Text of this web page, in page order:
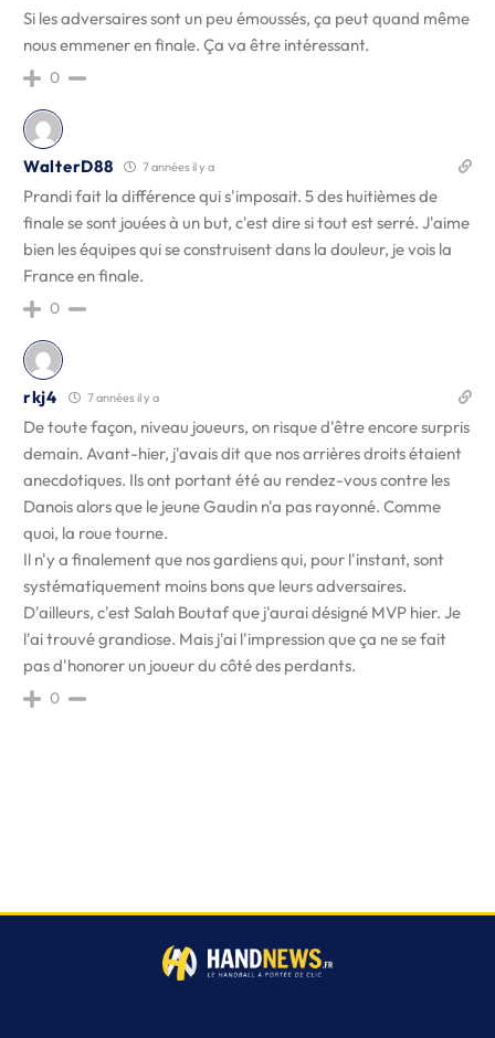
Si les adversaires sont un peu émoussés, ça peut quand même
nous emmener en finale. Ça va être intéressant.
0
WalterD88 7 années il y a
Prandi fait la différence qui s'imposait. 5 des huitièmes de
finale se sont jouées à un but, c'est dire si tout est serré. J'aime
bien les équipes qui se construisent dans la douleur, je vois la
France en finale.
0
rkj4 7 années il y a
De toute façon, niveau joueurs, on risque d'être encore surpris
demain. Avant-hier, j'avais dit que nos arrières droits étaient
anecdotiques. Ils ont portant été au rendez-vous contre les
Danois alors que le jeune Gaudin n'a pas rayonné. Comme
quoi, la roue tourne.
Il n'y a finalement que nos gardiens qui, pour l'instant, sont
systématiquement moins bons que leurs adversaires.
D'ailleurs, c'est Salah Boutaf que j'aurai désigné MVP hier. Je
l'ai trouvé grandiose. Mais j'ai l'impression que ça ne se fait
pas d'honorer un joueur du côté des perdants.
0